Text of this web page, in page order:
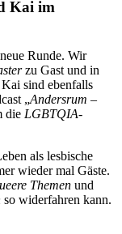
Kai im
Runde. Wir
zu Gast und in
sind ebenfalls
„Andersrum –
die LGBTQIA-
als lesbische
wieder mal Gäste.
Themen und
so widerfahren kann.